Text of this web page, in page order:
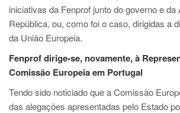
iniciativas da Fenprof junto do governo e
República, ou, como foi o caso, dirigidas a
da União Europeia.
Fenprof dirige-se, novamente, à
Comissão Europeia em Portugal
Tendo sido noticiado que a Comissão
das alegações apresentadas pelo Estado